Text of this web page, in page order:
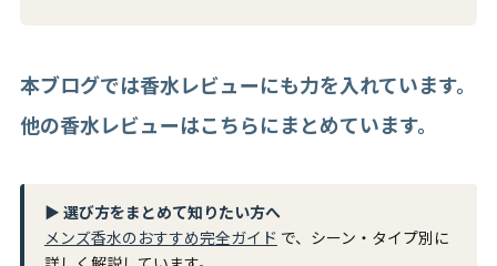
本ブログでは香水レビューにも力を入れています。
他の香水レビューはこちらにまとめています。
▶ 選び方をまとめて知りたい方へ
メンズ香水のおすすめ完全ガイド で、シーン・タイプ別に